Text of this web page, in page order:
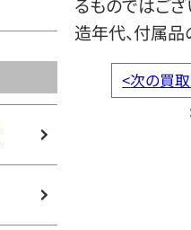
るものではござ
造年代、付属品
<次の買